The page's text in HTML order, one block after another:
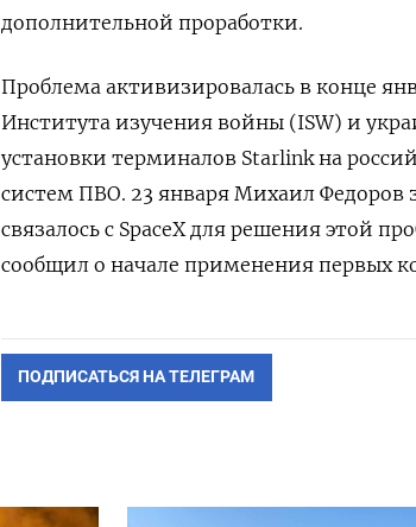
дополнительной проработки.
Проблема активизировалась в конце
Института изучения войны (ISW) и
установки терминалов Starlink на
систем ПВО. 23 января Михаил
связалось с SpaceX для решения этой
сообщил о начале применения первых
ПОДПИСАТЬСЯ НА ТЕЛЕГРАМ